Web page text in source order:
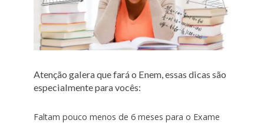
Atenção galera que fará o Enem, essas dicas são
especialmente para vocês:
Faltam pouco menos de 6 meses para o Exame